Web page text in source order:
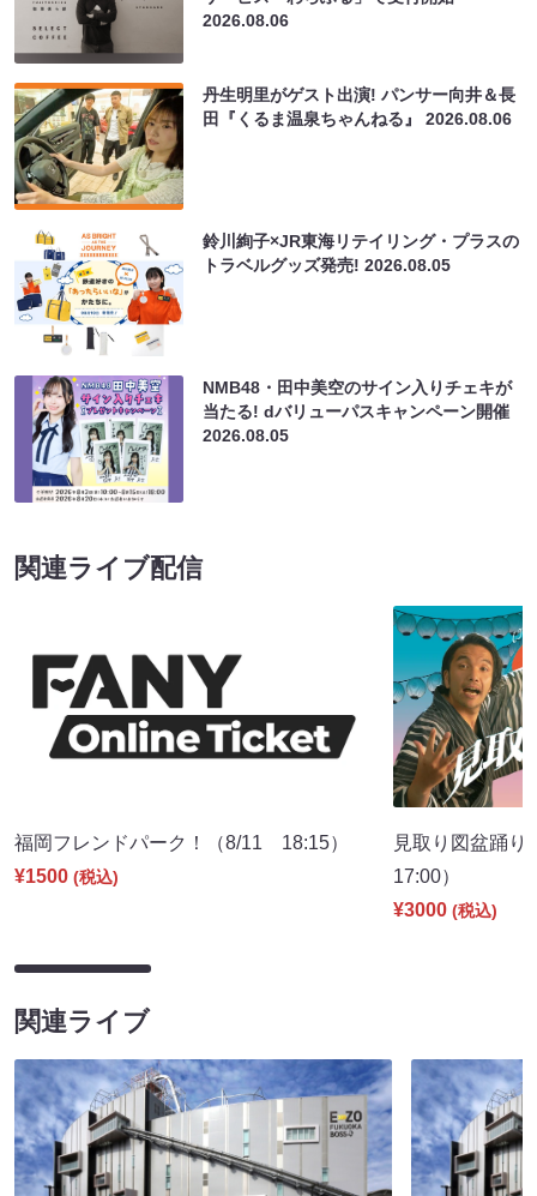
2026.08.06
丹生明里がゲスト出演! パンサー向井＆長
田『くるま温泉ちゃんねる』2026.08.06
鈴川絢子×JR東海リテイリング・プラスの
トラベルグッズ発売!2026.08.05
NMB48・田中美空のサイン入りチェキが
当たる! dバリューパスキャンペーン開催
2026.08.05
関連ライブ配信
福岡フレンドパーク！（8/11 18:15）
¥1500 (税込)
見取り図盆踊
17:00）
¥3000 (税込)
関連ライブ